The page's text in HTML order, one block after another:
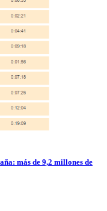
más de 9,2 millones de